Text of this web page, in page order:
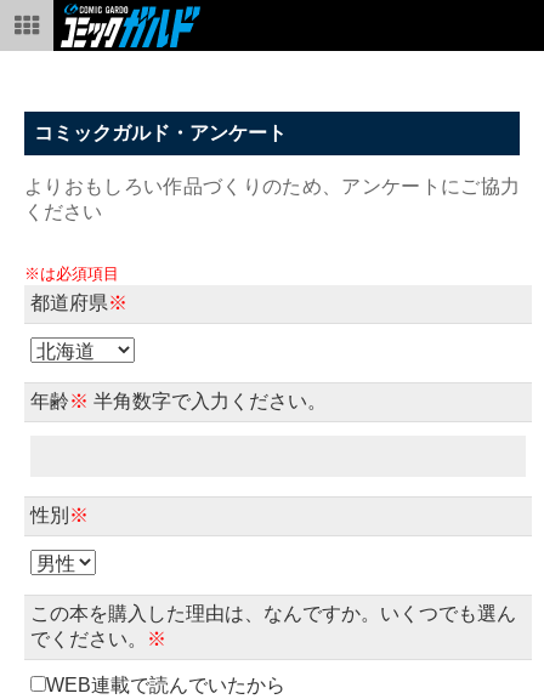
コミックガルド・アンケート
よりおもしろい作品づくりのため、アンケートにご協力
ください
※は必須項目
都道府県※
年齢※ 半角数字で入力ください。
性別 ※
この本を購入した理由は、なんですか。いくつでも選ん
でください。
※
WEB連載で読んでいたから